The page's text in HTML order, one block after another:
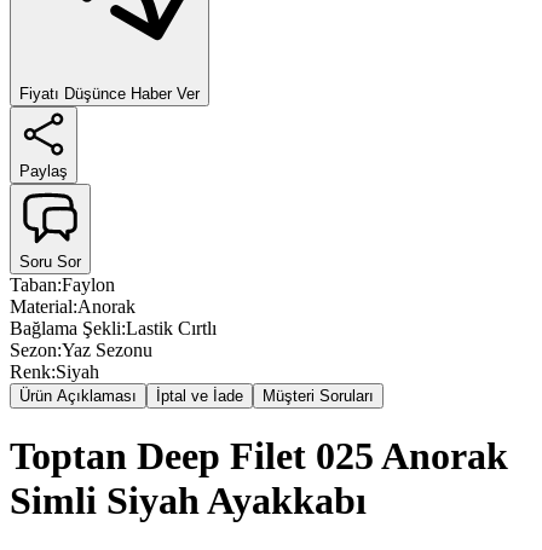
Fiyatı Düşünce Haber Ver
Paylaş
Soru Sor
Taban:Faylon
Material:Anorak
Bağlama Şekli:Lastik Cırtlı
Sezon:Yaz Sezonu
Renk:Siyah
Ürün Açıklaması İptal ve İade Müşteri Soruları
Toptan Deep Filet 025 Anorak
Simli Siyah Ayakkabı